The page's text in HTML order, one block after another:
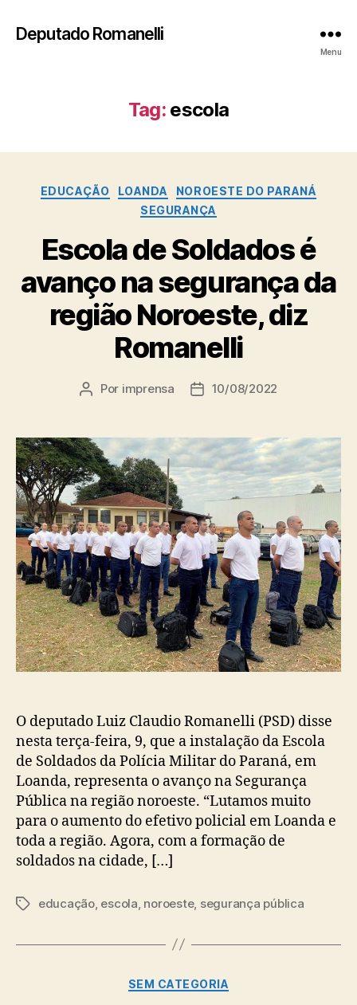
Deputado Romanelli
Menu
Tag: escola
Categorias
EDUCAÇÃO LOANDA
NOROESTE DO PARANÁ
SEGURANÇA
Escola de Soldados é
avanço na segurança da
região Noroeste, diz
Romanelli
Autor
Por imprensa
Data10/08/2022
O deputado Luiz Claudio Romanelli (PSD) disse
nesta terça-feira, 9, que a instalação da Escola
de Soldados da Polícia Militar do Paraná, em
Loanda, representa o avanço na Segurança
Pública na região noroeste. “Lutamos muito
para o aumento do efetivo policial em Loanda e
toda a região. Agora, com a formação de
soldados na cidade, […]
Tagseducação, escola noroeste, segurança pública
Categorias
SEM CATEGORIA